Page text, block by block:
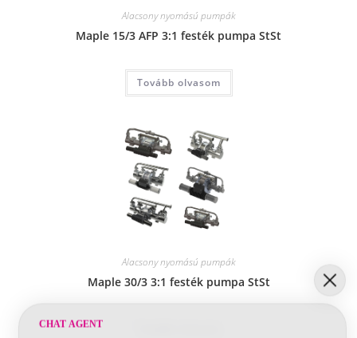
Alacsony nyomású pumpák
Maple 15/3 AFP 3:1 festék pumpa StSt
Tovább olvasom
Alacsony nyomású pumpák
Maple 30/3 3:1 festék pumpa StSt
CHAT AGENT